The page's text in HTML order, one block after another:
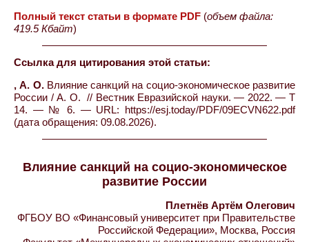
Полный текст статьи в формате PDF (объем файла:
419.5 Кбайт)
Ссылка для цитирования этой статьи:
, А. О.Влияние санкций на социо-экономическое развитие
России / А. О. // Вестник Евразийской науки. — 2022. — Т
14. — № 6. — URL: https://esj.today/PDF/09ECVN622.pdf
(дата обращения: 09.08.2026).
Влияние санкций на социо-экономическое
развитие России
Плетнёв Артём Олегович
ФГБОУ ВО «Финансовый университет при Правительстве
Российской Федерации», Москва, Россия